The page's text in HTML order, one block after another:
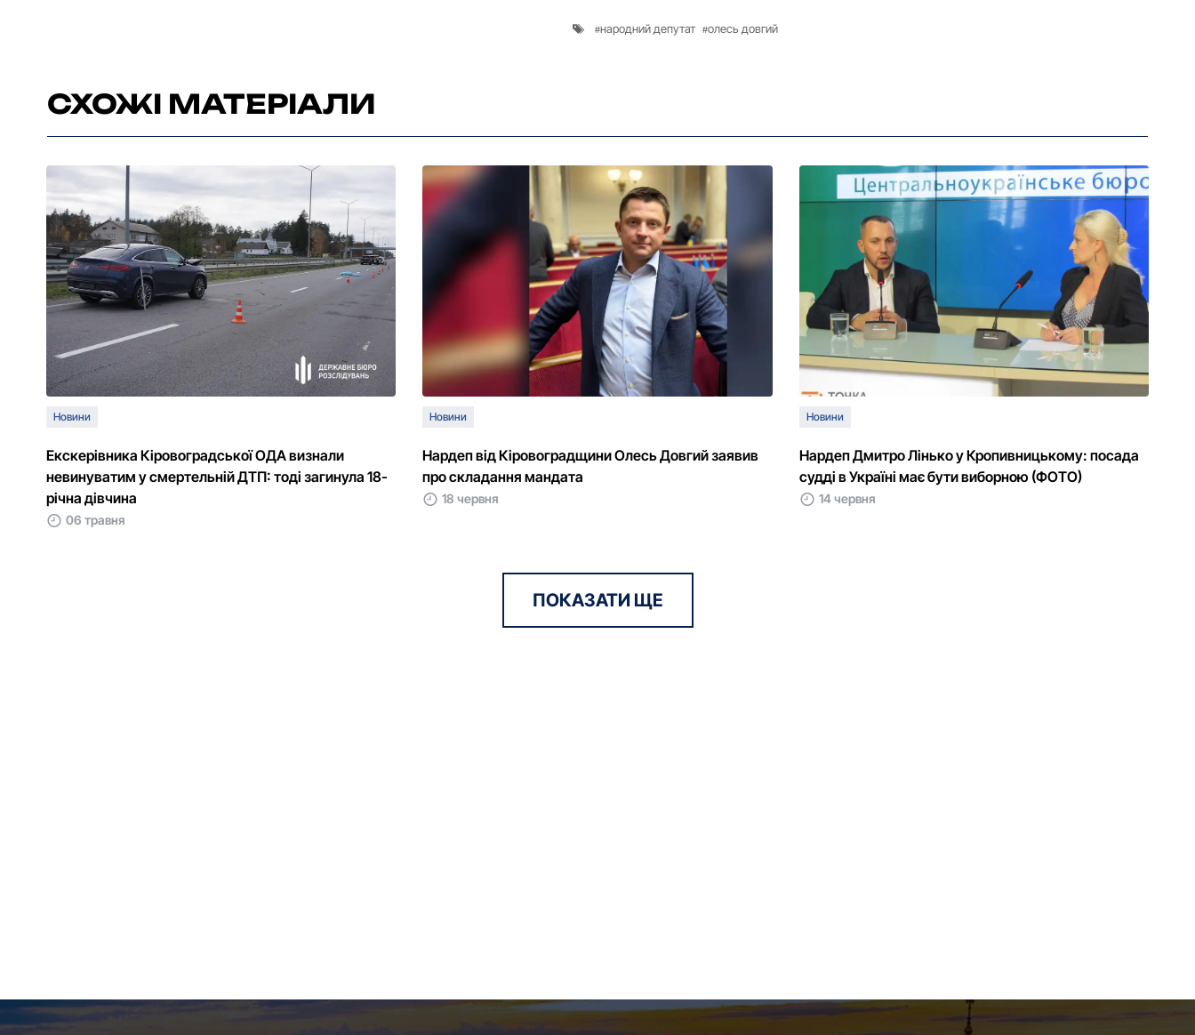
народний депутат олесь довгий
СХОЖІ МАТЕРІАЛИ
Новини
Екскерівника Кіровоградської ОДА визнали
невинуватим у смертельній ДТП: тоді загинула 18-
річна дівчина
06 травня
Новини
Нардеп від Кіровоградщини Олесь Довгий заявив
про складання мандата
18 червня
Новини
Нардеп Дмитро Лінько у Кропивницькому: посада
судді в Україні має бути виборною (ФОТО)
14 червня
ПОКАЗАТИ ЩЕ